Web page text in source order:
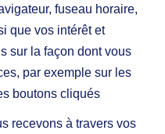
fuseau horaire,
que vos intérêt et
sur la façon dont vous
par exemple sur les
boutons cliqués
recevons à travers vos